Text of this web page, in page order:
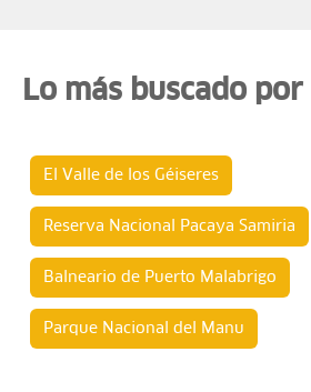
Lo más buscado
El Valle de los Géiseres
Reserva Nacional Pacaya Samiria
Balneario de Puerto Malabrigo
Parque Nacional del Manu